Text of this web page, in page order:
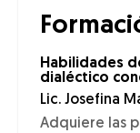
Habilidades
dialéctico
Lic. Josefina
Adquiere las